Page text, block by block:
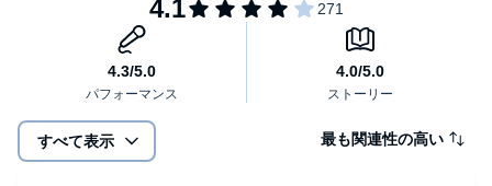
【具体的スキルがあった！「あいづち」「しぐさ」も完全解
★｢表情｣｢うなずき｣｢足先｣｢手｣｢目線｣は､これが正解！
★｢世界最高の笑顔｣で､好感度もいっきに爆上がり！
もう雑談で悩まない！苦手意識が、たちまちなくなる！
自信が生まれる！人間関係がラクになる！
すべて表示 最も関連性の高い